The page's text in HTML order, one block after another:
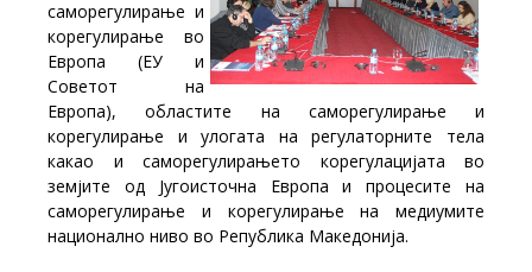
саморегулирање и
корегулирање во
Европа (ЕУ и
Советот на
Европа), областите на саморегулирање и
корегулирање и улогата на регулаторните тела
какао и саморегулирањето корегулацијата во
земјите од Југоисточна Европа и процесите на
саморегулирање и корегулирање на медиумите
национално ниво во Република Македонија.